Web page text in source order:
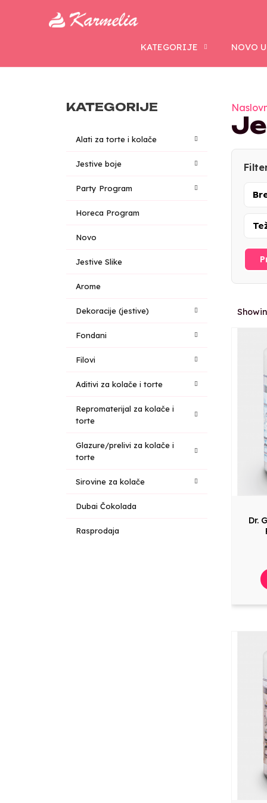
KATEGORIJE NOVO
KATEGORIJE
Alati za torte i kolače
Jestive boje
Party Program
Horeca Program
Novo
Jestive Slike
Arome
Dekoracije (jestive)
Fondani
Filovi
Aditivi za kolače i torte
Repromaterijal za kolače i
torte
Glazure/prelivi za kolače i
torte
Sirovine za kolače
Dubai Čokolada
Rasprodaja
Dr.